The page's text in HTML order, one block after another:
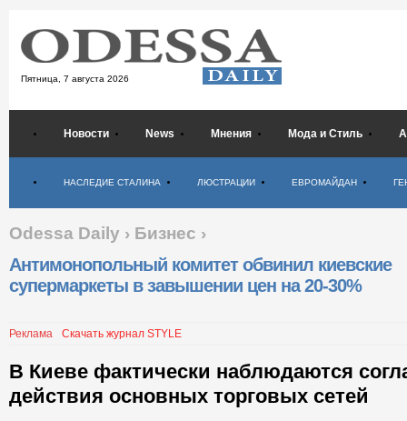
Пятница, 7 августа 2026
Новости News Мнения Мода и Стиль
НАСЛЕДИЕ СТАЛИНА ЛЮСТРАЦИИ ЕВРОМАЙДАН
Odessa Daily › Бизнес ›
Антимонопольный комитет обвинил киевские
супермаркеты в завышении цен на 20-30%
Реклама Скачать журнал STYLE
В Киеве фактически наблюдаются
действия основных торговых сетей